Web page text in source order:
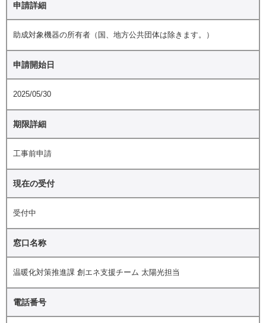
申請詳細
助成対象機器の所有者（国、地方公共団体は除きます。）
申請開始日
2025/05/30
期限詳細
工事前申請
現在の受付
受付中
窓口名称
温暖化対策推進課 創エネ支援チーム 太陽光担当
電話番号